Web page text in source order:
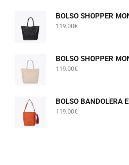
119.00€
119.00€
119.00€